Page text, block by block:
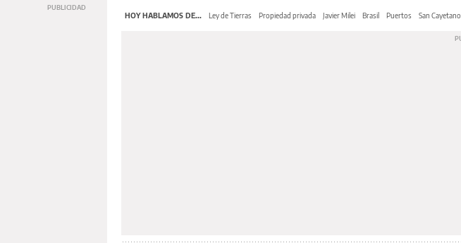
HOY HABLAMOS DE... Ley de Tierras Propiedad privada Javier Milei Brasil Puertos San Cayetano